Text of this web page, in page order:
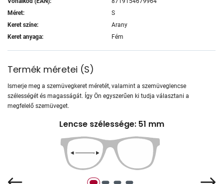
Méret:
S
Keret színe:
Arany
Keret anyaga:
Fém
Termék méretei (S)
Ismerje meg a szemüvegkeret méretét, valamint a szemüveglencse
szélességét és magasságát. Így Ön egyszerűen ki tudja választani a
megfelelő szemüveget.
Lencse szélessége: 51 mm